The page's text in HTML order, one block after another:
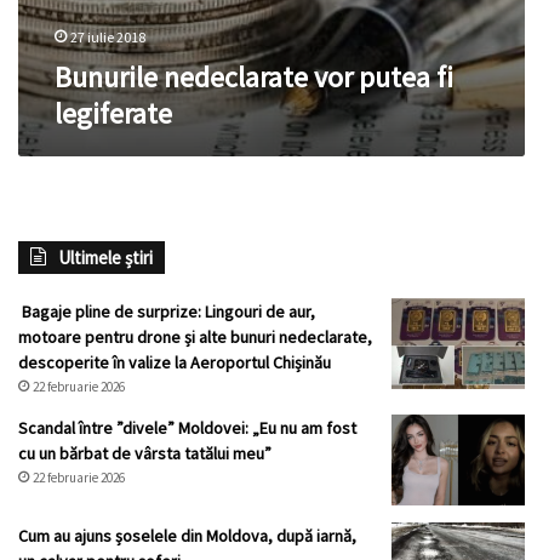
27 iulie 2018
Bunurile nedeclarate vor putea fi
legiferate
Ultimele știri
Bagaje pline de surprize: Lingouri de aur,
motoare pentru drone și alte bunuri nedeclarate,
descoperite în valize la Aeroportul Chișinău
22 februarie 2026
Scandal între ”divele” Moldovei: „Eu nu am fost
cu un bărbat de vârsta tatălui meu”
22 februarie 2026
Cum au ajuns șoselele din Moldova, după iarnă,